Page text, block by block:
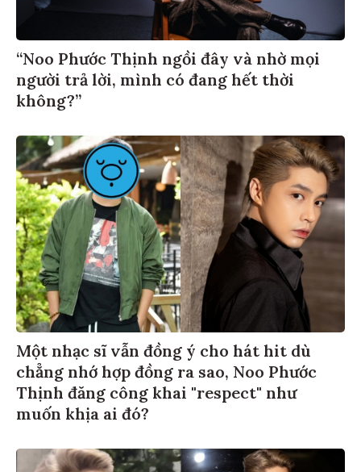
“Noo Phước Thịnh ngồi đây và nhờ mọi
người trả lời, mình có đang hết thời
không?”
Một nhạc sĩ vẫn đồng ý cho hát hit dù
chẳng nhớ hợp đồng ra sao, Noo Phước
Thịnh đăng công khai "respect" như
muốn khịa ai đó?